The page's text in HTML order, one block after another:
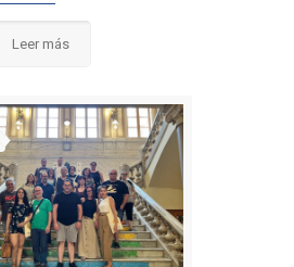
Leer más